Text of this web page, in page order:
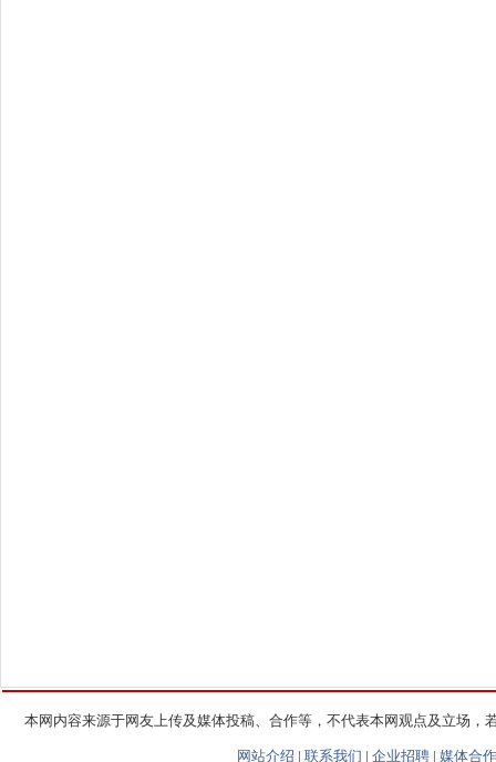
本网内容来源于网友上传及媒体投稿、合作等，不代表本网观点及立场
网站介绍 | 联系我们 | 企业招聘 | 媒体合作